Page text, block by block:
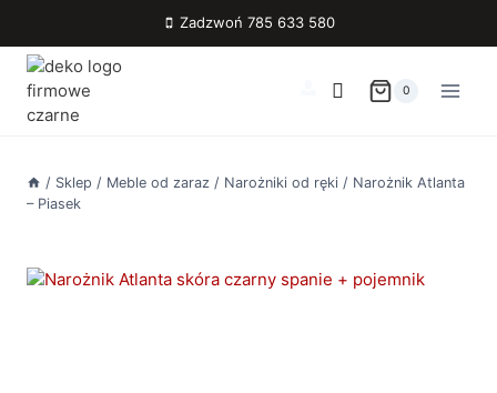
treści
Zadzwoń 785 633 580
0
/ Sklep / Meble od zaraz / Narożniki od ręki / Narożnik Atlanta
– Piasek